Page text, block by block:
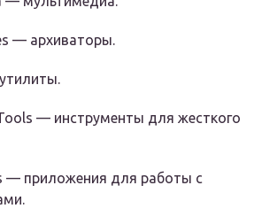
— архиваторы.
— инструменты для жесткого
— приложения для работы с